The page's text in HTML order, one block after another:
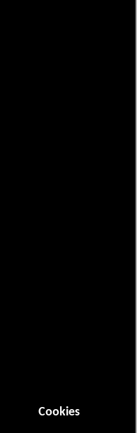
Cookies
(as Cora Lunny)